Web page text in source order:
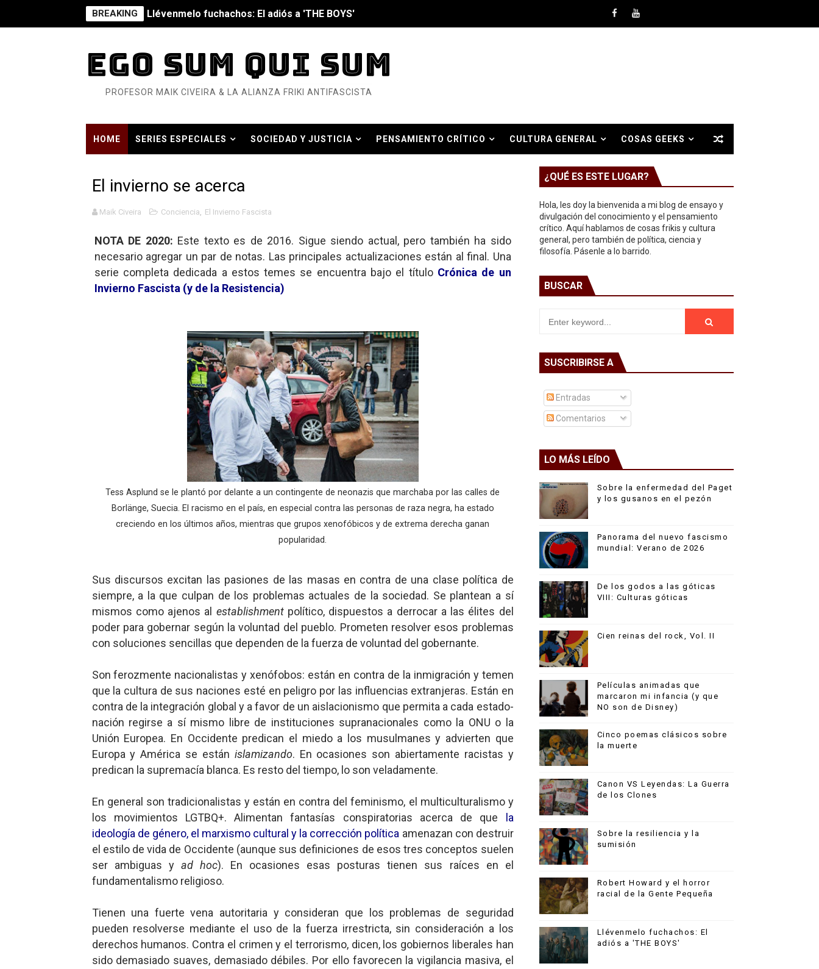
BREAKING Llévenmelo fuchachos: El adiós a 'THE BOYS'
Mario: La epopeya del fontanero - Parte II
Mario: La epopeya del fontanero - Parte I
Pequeña Filmoteca Antifascista
Así se ve el fascismo en 2026... Y así se ve la Resistencia
Un año para sobrevivir al mundo: Dos mil tíjiri cinco
¿Estamos soñando con ovejas eléctricas?
Dioses y Monstruos: Guillermo (DOS)
Carlos Manzo y el narcogobierno asesino
Gótico Mexicano
El mito de Frankenstein
25 grandes películas de terror del siglo XXI
Devoraos los unos a los otros
Charlie Kirk y la izquierda asesina
Dios es Cambio: Filosofía Earthseed para el fin del mundo
Transformers: ¿Una película marxista?
Gentile: Lo que debes entender sobre el fascismo
Definiendo: ¿Qué es el fascismo?
Panorama del nuevo fascismo mundial: Verano de 2026
EGO SUM QUI SUM
PROFESOR MAIK CIVEIRA & LA ALIANZA FRIKI ANTIFASCISTA
HOME SERIES ESPECIALES SOCIEDAD Y JUSTICIA PENSAMIENTO CRÍTICO CULTURA GENERAL COSAS GEEKS
El invierno se acerca
Maik Civeira Conciencia, El Invierno Fascista
NOTA DE 2020: Este texto es de 2016. Sigue siendo actual, pero también ha sido
necesario agregar un par de notas. Las principales actualizaciones están al final. Una
serie completa dedicada a estos temes se encuentra bajo el título Crónica de un
Invierno Fascista (y de la Resistencia)
Tess Asplund se le plantó por delante a un contingente de neonazis que marchaba por las calles de
Borlänge, Suecia. El racismo en el país, en especial contra las personas de raza negra, ha estado
creciendo en los últimos años, mientras que grupos xenofóbicos y de extrema derecha ganan
popularidad.
Sus discursos excitan las pasiones de las masas en contra de una clase política de
siempre, a la que culpan de los problemas actuales de la sociedad. Se plantean a sí
mismos como ajenos al establishmentpolítico, dispuestos a derrocar a las élites del
poder para gobernar según la voluntad del pueblo. Prometen resolver esos problemas
con soluciones sencillas que dependen de la fuerza de voluntad del gobernante.
Son ferozmente nacionalistas y xenófobos: están en contra de la inmigración y temen
que la cultura de sus naciones esté en peligro por las influencias extranjeras. Están en
contra de la integración global y a favor de un aislacionismo que permita a cada estado-
nación regirse a sí mismo libre de instituciones supranacionales como la ONU o la
Unión Europea. En Occidente predican el miedo a los musulmanes y advierten que
Europa y América se están islamizando. En ocasiones son abiertamente racistas y
predican la supremacía blanca. Es resto del tiempo, lo son veladamente.
En general son tradicionalistas y están en contra del feminismo, el multiculturalismo y
los movimientos LGTBQ+. Alimentan fantasías conspiratorias acerca de que
la
ideología de género, el marxismo cultural y la corrección política amenazan con destruir
el estilo de vida de Occidente (aunque sus definiciones de esos tres conceptos suelen
ser ambiguas y ad hoc). En ocasiones esas posturas tienen sus raíces en el
fundamentalismo religioso.
Tienen una fuerte vena autoritaria y consideran que los problemas de seguridad
pueden resolverse mediante el uso de la fuerza irrestricta, sin consideración a los
derechos humanos. Contra el crimen y el terrorismo, dicen, los gobiernos liberales han
sido demasiado suaves, demasiado débiles. Por ello favorecen la vigilancia masiva, el
¿QUÉ ES ESTE LUGAR?
Hola, les doy la bienvenida a mi blog de ensayo y
divulgación del conocimiento y el pensamiento
crítico. Aquí hablamos de cosas frikis y cultura
general, pero también de política, ciencia y
filosofía. Pásenle a lo barrido.
BUSCAR
SUSCRIBIRSE A
Entradas
Comentarios
LO MÁS LEÍDO
Sobre la enfermedad del Paget
y los gusanos en el pezón
Panorama del nuevo fascismo
mundial: Verano de 2026
De los godos a las góticas
VIII: Culturas góticas
Cien reinas del rock, Vol. II
Películas animadas que
marcaron mi infancia (y que
NO son de Disney)
Cinco poemas clásicos sobre
la muerte
Canon VS Leyendas: La Guerra
de los Clones
Sobre la resiliencia y la
sumisión
Robert Howard y el horror
racial de la Gente Pequeña
Llévenmelo fuchachos: El
adiós a 'THE BOYS'